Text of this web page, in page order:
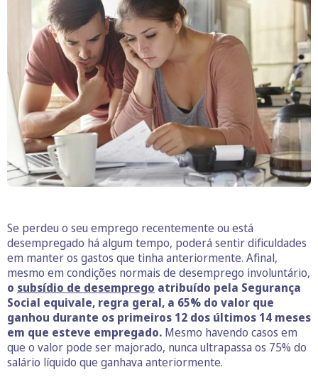
Se perdeu o seu emprego recentemente ou está
desempregado há algum tempo, poderá sentir dificuldades
em manter os gastos que tinha anteriormente. Afinal,
mesmo em condições normais de desemprego involuntário,
o subsídio de desemprego atribuído pela Segurança
Social equivale, regra geral, a 65% do valor que
ganhou durante os primeiros 12 dos últimos 14 meses
em que esteve empregado. Mesmo havendo casos em
que o valor pode ser majorado, nunca ultrapassa os 75% do
salário líquido que ganhava anteriormente.